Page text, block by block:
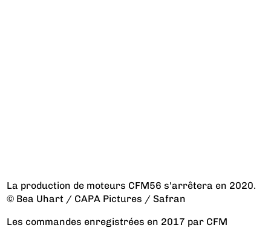
La production de moteurs CFM56 s'arrêtera en 2020.
© Bea Uhart / CAPA Pictures / Safran
Les commandes enregistrées en 2017 par CFM